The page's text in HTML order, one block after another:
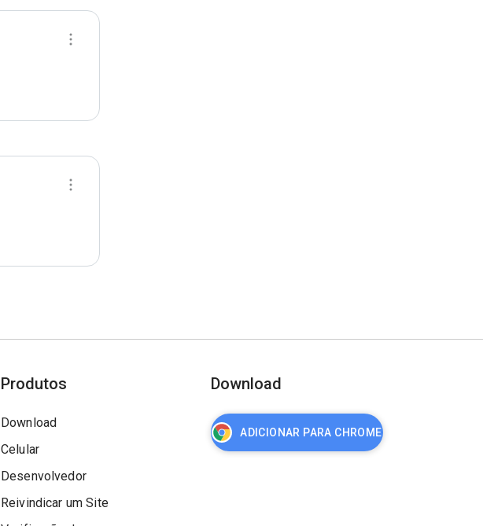
Produtos
Download
Celular
Desenvolvedor
Reivindicar um Site
Download
ADICIONAR PARA CHROME